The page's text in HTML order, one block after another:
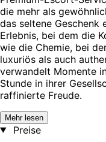
die mehr als
das seltene Geschenk
Erlebnis, bei dem die
wie die Chemie, bei
luxuriös als auch
verwandelt Momente
Stunde in ihrer
raffinierte Freude.
Mehr lesen
Preise